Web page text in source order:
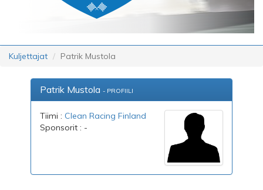
Kuljettajat Patrik Mustola
Patrik Mustola - PROFIILI
Tiimi : Clean Racing Finland
Sponsorit : -